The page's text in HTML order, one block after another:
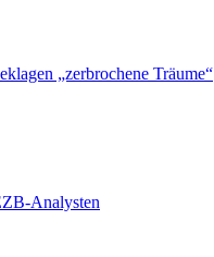
„zerbrochene Träume“
Analysten